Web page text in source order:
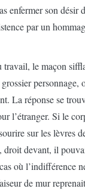
enfermer son désir
par un
travail, le maçon
personnage,
La réponse se
l’étranger. Si le
sur les lèvres
droit devant, il
où l’indifférence
de mur